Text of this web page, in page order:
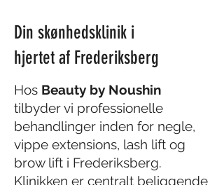
Din skønhedsklinik i
hjertet af Frederiksberg
Hos Beauty by Noushin
tilbyder vi professionelle
behandlinger inden for negle,
vippe extensions, lash lift og
brow lift i Frederiksberg.
Klinikken er centralt beliggende